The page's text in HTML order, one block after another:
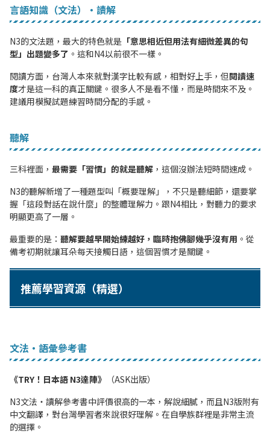
言語知識（文法）・讀解
N3的文法題，最大的特色就是 「意思相近但用法有細微差異的句
型」出題變多了 。這和N4以前很不一樣。
閱讀方面，台灣人本來就對漢字比較有感，相對好上手，但閱讀速
度才是這一科的真正關鍵。很多人不是看不懂，而是時間來不及。
建議用模擬試題練習時間分配的手感。
聽解
三科裡面， 最需要「習慣」的就是聽解 ，這個沒辦法短時間速成。
N3的聽解新增了一種題型叫「概要理解」，不只是聽細節，還要掌
握「這段對話在說什麼」的整體理解力。跟N4相比，對聽力的要求
明顯更高了一層。
最重要的是： 聽解要越早開始練越好，臨時抱佛腳幾乎沒有用 。從
備考初期就讓耳朵每天接觸日語，這個習慣才是關鍵。
推薦學習資源（精選）
文法・語彙參考書
《TRY！日本語 N3達陣》
（ASK出版）
N3文法・讀解參考書中評價很高的一本，解說細膩，而且N3版附有
中文翻譯，對台灣學習者來說很好理解。在自學族群裡是非常主流
的選擇。